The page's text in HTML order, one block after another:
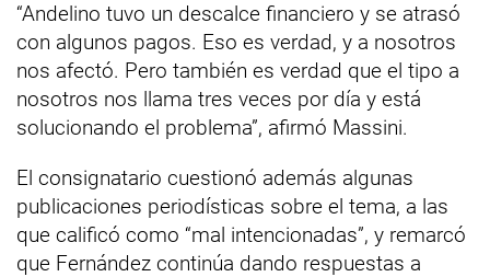
“Andelino tuvo un descalce financiero y se atrasó
con algunos pagos. Eso es verdad, y a nosotros
nos afectó. Pero también es verdad que el tipo a
nosotros nos llama tres veces por día y está
solucionando el problema”, afirmó Massini.
El consignatario cuestionó además algunas
publicaciones periodísticas sobre el tema, a las
que calificó como “mal intencionadas”, y remarcó
que Fernández continúa dando respuestas a